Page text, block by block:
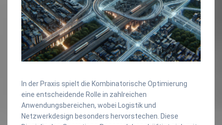
In der Praxis spielt die Kombinatorische Optimierung
eine entscheidende Rolle in zahlreichen
Anwendungsbereichen, wobei Logistik und
Netzwerkdesign besonders hervorstechen. Diese